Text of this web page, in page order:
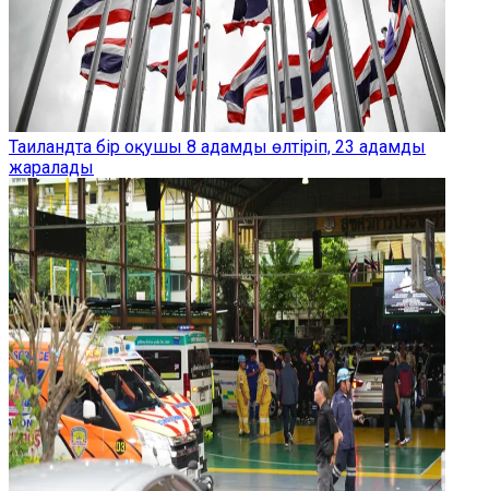
Таиландта бір оқушы 8 адамды өлтіріп, 23 адамды
жаралады